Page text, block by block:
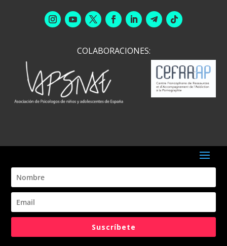
info@daleunavuelta.org
COLABORACIONES: